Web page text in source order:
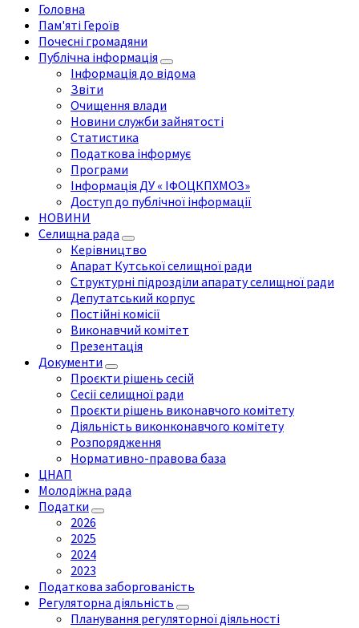
Головна
Пам'яті Героїв
Почесні громадяни
Публічна інформація
Інформація до відома
Звіти
Очищення влади
Новини служби зайнятості
Статистика
Податкова інформує
Програми
Інформація ДУ « ІФОЦКПХМОЗ»
Доступ до публічної інформації
НОВИНИ
Селищна рада
Керівництво
Апарат Кутської селищної ради
Структурні підрозділи апарату селищної ради
Депутатський корпус
Постійні комісії
Виконавчий комітет
Презентація
Документи
Проєкти рішень сесій
Сесії селищної ради
Проєкти рішень виконавчого комітету
Діяльність виконконавчого комітету
Розпорядження
Нормативно-правова база
ЦНАП
Молодіжна рада
Податки
2026
2025
2024
2023
Податкова заборгованість
Регуляторна діяльність
Планування регуляторної діяльності